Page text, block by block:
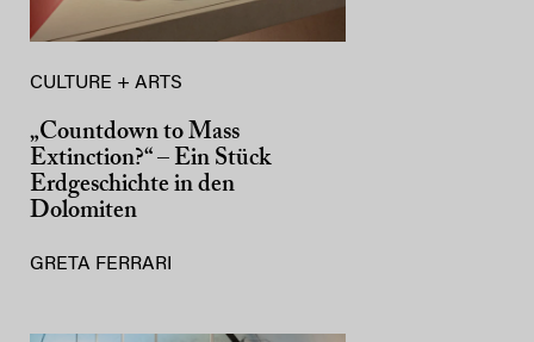
CULTURE + ARTS
„Countdown to Mass
Extinction?“ – Ein Stück
Erdgeschichte in den
Dolomiten
GRETA FERRARI